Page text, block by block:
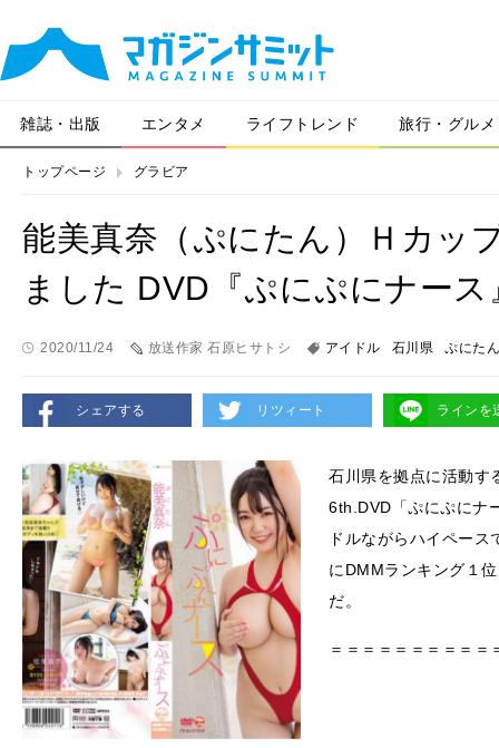
雑誌・出版 エンタメ ライフトレンド 旅行・グルメ
トップページ グラビア
能美真奈（ぷにたん）Ｈカッ
ました DVD『ぷにぷにナース
2020/11/24 放送作家 石原ヒサトシ アイドル 石川県 ぷにたん
シェアする リツィート ラインを
石川県を拠点に活動す
6th.DVD「ぷにぷにナ
ドルながらハイペー
にDMMランキング１
だ。
＝＝＝＝＝＝＝＝＝